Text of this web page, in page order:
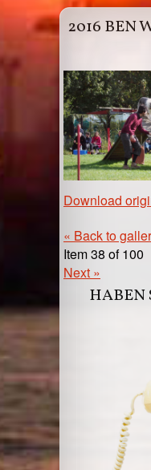
2016 BEN
Download
« Back to
Item 38 of 100
Next »
HABEN